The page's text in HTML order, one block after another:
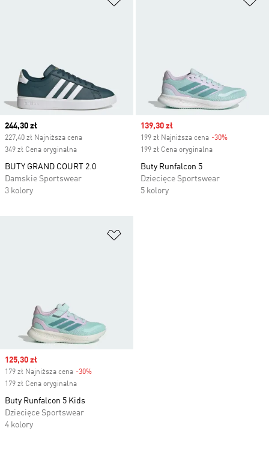
Current price
244,30 zł
227,40 zł Najniższa cena
349 zł Cena oryginalna
BUTY GRAND COURT 2.0
Damskie Sportswear
3 kolory
Sale price
139,30 zł
199 zł Najniższa cena -30%
199 zł Cena oryginalna
Buty Runfalcon 5
Dziecięce Sportswear
5 kolory
Sale price
125,30 zł
179 zł Najniższa cena -30%
179 zł Cena oryginalna
Buty Runfalcon 5 Kids
Dziecięce Sportswear
4 kolory